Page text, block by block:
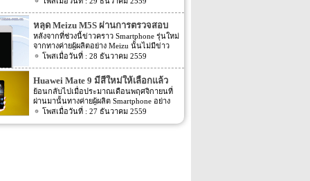
มาแล้ว โดยรายละเอียดในตอนนั้นได้เปิดเผย
Spec ภายในตัวเครื่อง ซึ่งข่าวในตอนนั้นมี
ความเป็นไปได้ว่าจะเป็นเพียงแค่ข่าวลือ
เท่านั้น แต่ข่าวล่าสุดของ Xiaomi Redmi
Note 4X ที่ออกมานั้นเป็นรูปของตัวเครื่อง
จริงๆ โดยรูปที่ถูกเปิดเผยออกมานี้นั้นได้แสดง
แล้ว โดยก่อนหน้านี้ไม่นานนั้นก็มี 2 รุ่นใหม่
ของทาง Samsung อย่าง Samsung Galaxy C7
Pro และ Galaxy C5 Pro (SM-C5010) นั้นก็พึ่ง
ผ่านการตรวจสอบจาก TENAA ไปไม่นานนี้
เอง อีกทั้งตามข่าวนี้ยังได้เปิดเผย Spec ภายใน
ตัวเครื่องออกมาอีกด้วย โดย Spec ของตัว
เครื่องตามข่าวระบุว่า Samsung Galaxy C5
Pro นี้นี้จะมาพร้อมกับ Chipset ที่ขับเคลื่อนตัว
เครื่องอย่าง Snapdragon […]
เดือนแล้ว หลังจากนั้นเมื่อเดือนสิงหาคมที่
ผ่านมานั้นตัวเครื่องก็มีค่า benchmark ถูกเปิด
เผยออกมาให้แฟนๆ ทราบกันแล้ว หลังจาก
นั้นเมื่อเดือนตุลาคมที่ผ่านมานั้นก็มีข่าวออก
มาอีกครั้ง โดยตามข่าวระบุว่าตัวเครื่องนั้น
ผ่านการตรวจสอบจาก WiFi certified แล้ว ต่อ
มาก็มีรูปตัวเครื่องเปิดเผยออกมาอีกครั้ง จาก
นั้นก็มีข่าวต่างๆ ของ Samsung Galaxy A5
(2017) ถูกเปิดเผยออกมาหลายต่อหลายข่าว
มาก จนหลายๆ คนคิดว่าจะถูกเปิดตัวออกมา
ในไม่ช้านี้ แต่ล่าสุดนี้กลับมีข่าวของ
Samsung Galaxy A5 (2017) ออกมาอีกครั้ง
หลุด Meizu M5S ผ่านการตรวจสอบ
จาก TENAA และ 3C แล้ว
หลังจากที่ช่วงนี้ข่าวคราว Smartphone รุ่นใหม่
จากทางค่ายผู้ผลิตอย่าง Meizu นั้นไม่มีข่าว
ใดๆ ออกมาให้แฟนๆ นั้นทราบรายละเอียดกัน
ของทาง Meizu ออกมาให้แฟนๆ นั้นติ่นเต้น
กันแล้ว สำหรับข่าวล่าสุดของ Smartphone
รุ่นล่าสุดของทางค่ายผู้ผลิตอย่าง Meizu นั้น
ตามข่าวระบุว่า Smartphone รุ่นใหม่อย่าง
Meizu M5S นั้นได้ผ่านการตรวจสอบจาก
TENAA แล้ว โดยรายละเอียดของตัวเครื่องที่
28 ธันวาคม 2559
Huawei Mate 9 มีสีใหม่ให้เลือกแล้ว
ย้อนกลับไปเมื่อประมาณเดือนพฤศจิกายนที่
ผ่านมานั้นทางค่ายผู้ผลิต Smartphone อย่าง
Huawei นั้นได้เปิดตัว Smartphone รุ่นใหม่
27 ธันวาคม 2559